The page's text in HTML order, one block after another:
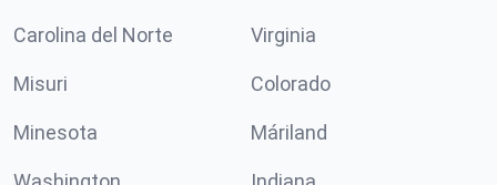
Carolina del Norte Virginia
Misuri Colorado
Minesota Máriland